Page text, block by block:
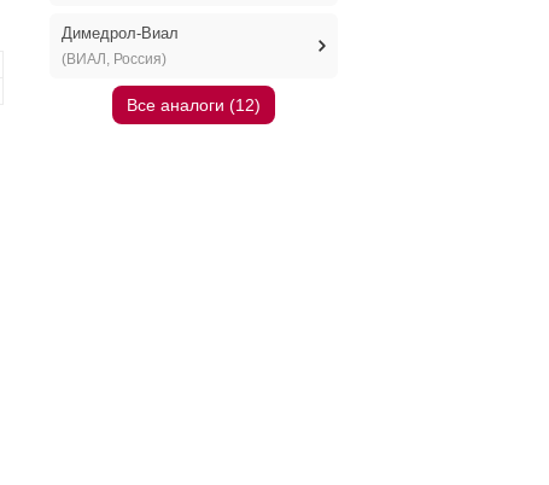
Димедрол-Виал
(ВИАЛ, Россия)
Все аналоги (12)